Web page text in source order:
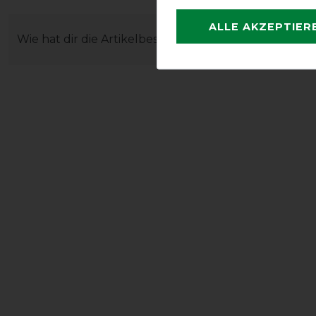
Wie hat dir die Artikelbeschreibung gefallen?
ALLE